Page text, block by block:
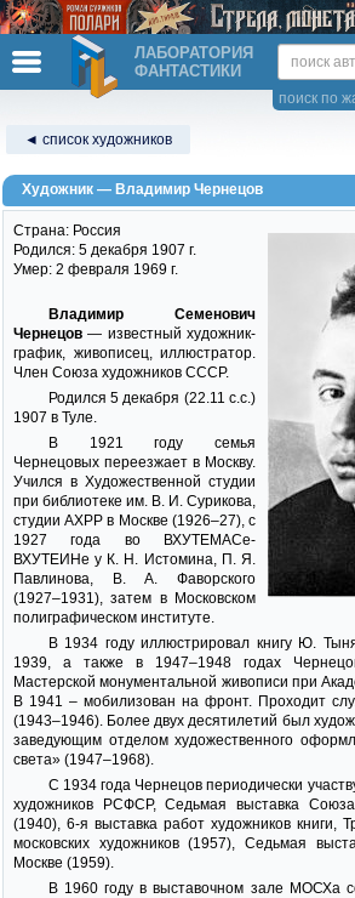
ЛАБОРАТОРИЯ
ФАНТАСТИКИ
поиск по
◄ список художников
Художник — Владимир Чернецов
Страна: Россия
Родился: 5 декабря 1907 г.
Умер: 2 февраля 1969 г.
Владимир Семенович
Чернецов — известный художник-
график, живописец, иллюстратор.
Член Союза художников СССР.
Родился 5 декабря (22.11 с.с.)
1907 в Туле.
В 1921 году семья
Чернецовых переезжает в Москву.
Учился в Художественной студии
при библиотеке им. В. И. Сурикова,
студии АХРР в Москве (1926–27), с
1927 года во ВХУТЕМАСе-
ВХУТЕИНе у К. Н. Истомина, П. Я.
Павлинова, В. А. Фаворского
(1927–1931), затем в Московском
полиграфическом институте.
В 1934 году иллюстрировал книгу Ю.
1939, а также в 1947–1948 годах
Мастерской монументальной живописи при
В 1941 – мобилизован на фронт. Проходит
(1943–1946). Более двух десятилетий был
заведующим отделом художественного
света» (1947–1968).
С 1934 года Чернецов периодически
художников РСФСР, Седьмая выставка Союза
(1940), 6-я выставка работ художников книги,
московских художников (1957), Седьмая
Москве (1959).
В 1960 году в выставочном зале МОСХа